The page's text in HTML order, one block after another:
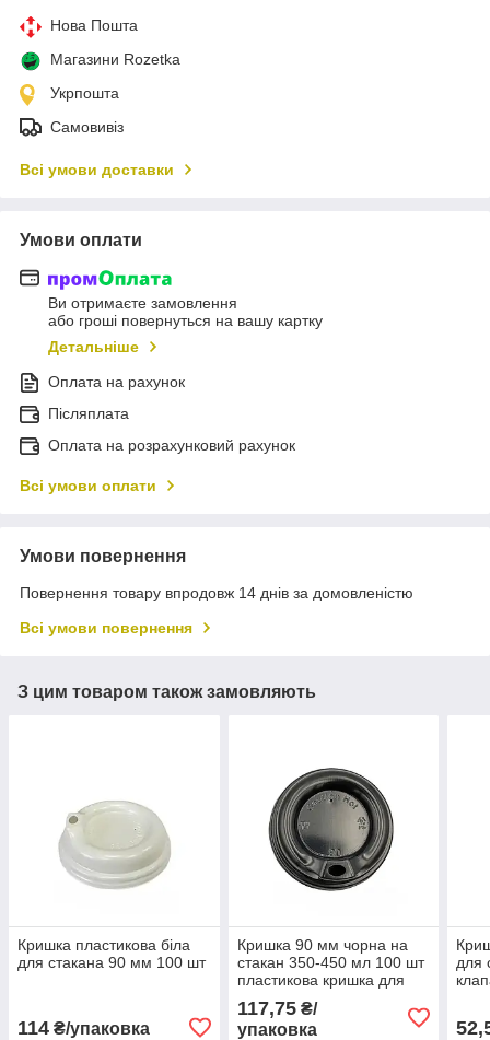
Нова Пошта
Магазини Rozetka
Укрпошта
Самовивіз
Всі умови доставки
Умови оплати
Ви отримаєте замовлення
або гроші повернуться на вашу картку
Детальніше
Оплата на рахунок
Післяплата
Оплата на розрахунковий рахунок
Всі умови оплати
Умови повернення
Повернення товару впродовж 14 днів за домовленістю
Всі умови повернення
З цим товаром також замовляють
Кришка пластикова біла
для стакана 90 мм 100 шт
114 ₴/упаковка
Кришка 90 мм чорна на
стакан 350-450 мл 100 шт
пластикова кришка для
117,75₴/
упаковка
для